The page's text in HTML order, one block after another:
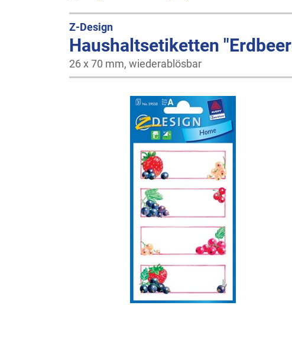
Z-Design
Haushaltsetiketten
26 x 70 mm, wiederablösbar